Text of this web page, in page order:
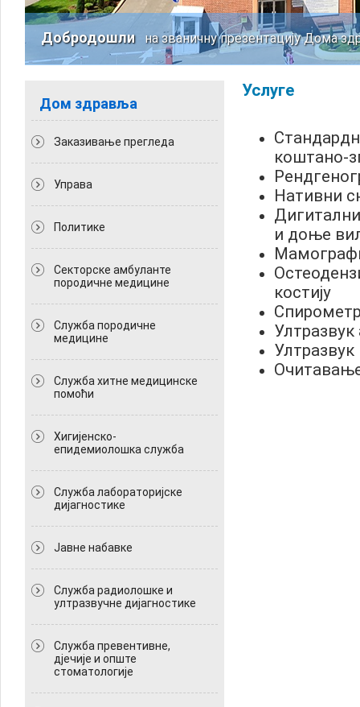
Добродошлина званичну презентацију Дома
Дом здравља
Заказивање прегледа
Управа
Политикe
Секторске амбуланте
породичне медицине
Служба породичне
медицине
Служба хитне медицинске
помоћи
Хигијенско-
епидемиолошка служба
Служба лабораторијске
дијагностике
Јавне набавке
Служба радиолошке и
ултразвучне дијагностике
Служба превентивне,
дјечије и опште
стоматологије
Услуге
коштано-
Нативни
и доње
костију